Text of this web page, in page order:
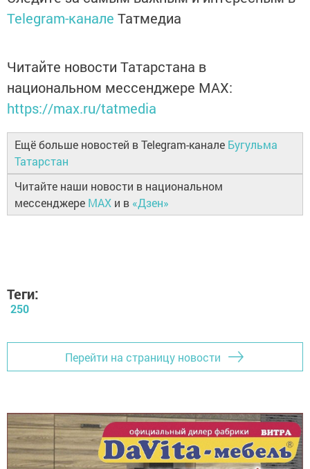
Telegram-канале Татмедиа
Читайте новости Татарстана в
национальном мессенджере MАХ:
https://max.ru/tatmedia
Ещё больше новостей в Telegram-канале Бугульма
Татарстан
Читайте наши новости в национальном
мессенджере MAX и в «Дзен»
Теги:
250
Перейти на страницу новости